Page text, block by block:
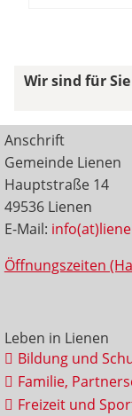
Wir sind für
Anschrift
Gemeinde Lienen
Hauptstraße 14
49536 Lienen
E-Mail:
Öffnungszeiten
Leben in Lienen
Bildung und
Familie,
Freizeit und